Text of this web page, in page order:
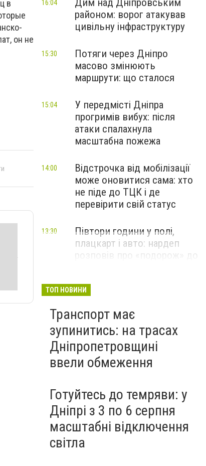
в
он не
Дим над Дніпровським
районом: ворог атакував
цивільну інфраструктуру
16:04
Потяги через Дніпро
масово змінюють
маршрути: що сталося
15:30
У передмісті Дніпра
прогримів вибух: після
атаки спалахнула
масштабна пожежа
15:04
Відстрочка від мобілізації
може оновитися сама: хто
не піде до ТЦК і де
перевірити свій статус
14:00
Півтори години у полі,
плацкарт і авто: нардеп
13:30
ТОП НОВИНИ
Транспорт має
зупинитись: на трасах
Дніпропетровщині
ввели обмеження
Готуйтесь до темряви: у
Дніпрі з 3 по 6 серпня
масштабні відключення
світла